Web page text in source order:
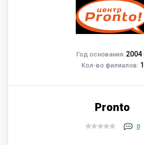
Год основания: 2004
Кол-во филиалов:1
Pronto
0